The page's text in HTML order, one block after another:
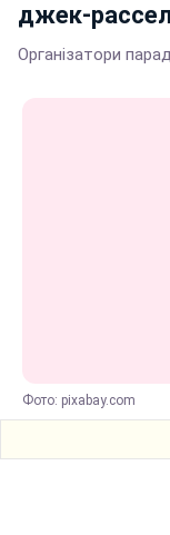
джек-
Організатори
Фото: pixabay.com